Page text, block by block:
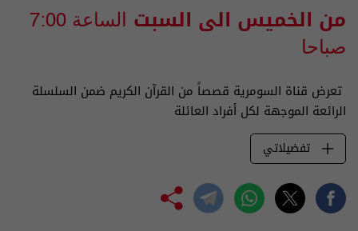
من الخميس الى السبت
الساعة 7:00
صباحا
تعرض قناة السومرية قصصاً من القرآن الكريم ضمن السلسلة
الرائعة الموجهة لكل أفراد العائلة
تفضيلاتي